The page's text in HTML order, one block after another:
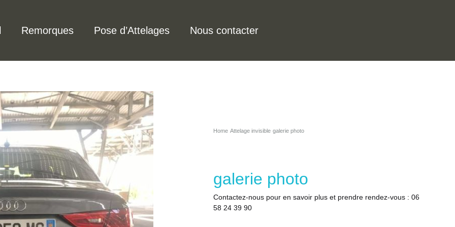
Remorques Pose d’Attelages Nous contacter
Home Attelage invisible galerie photo
galerie photo
Contactez-nous pour en savoir plus et prendre rendez-vous : 06
58 24 39 90